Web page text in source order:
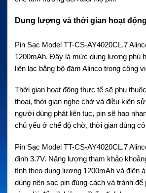
Dung lượng và thời gian hoạt động
Pin Sạc Model TT-CS-AY4020CL.7
1200mAh. Đây là mức dung lượng phù
liên lạc bằng bộ đàm Alinco trong công
Thời gian hoạt động thực tế sẽ phụ
thoại, thời gian nghe chờ và điều kiện
người dùng phát liên tục, pin sẽ hao
chủ yếu ở chế độ chờ, thời gian dùng
Pin Sạc Model TT-CS-AY4020CL.7
định 3.7V. Năng lượng tham khảo
tính theo dung lượng 1200mAh và điện
dùng nên sạc pin đúng cách và tránh để